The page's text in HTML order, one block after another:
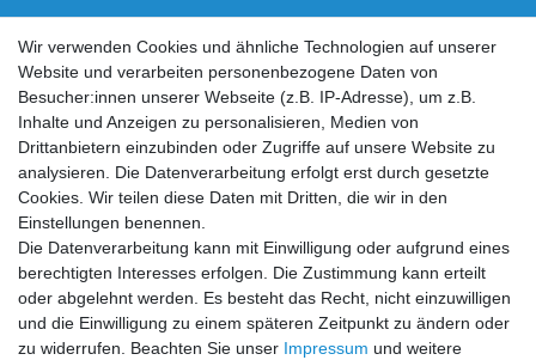
Vertrag widerrufen
Social Media
Facebook Instagram
Sicher einkaufen
Zahlung und Versand
Wir verwenden Cookies und ähnliche Technologien auf unserer
Website und verarbeiten personenbezogene Daten von
Besucher:innen unserer Webseite (z.B. IP-Adresse), um z.B.
Inhalte und Anzeigen zu personalisieren, Medien von
Drittanbietern einzubinden oder Zugriffe auf unsere Website zu
analysieren. Die Datenverarbeitung erfolgt erst durch gesetzte
Cookies. Wir teilen diese Daten mit Dritten, die wir in den
Einstellungen benennen.
Die Datenverarbeitung kann mit Einwilligung oder aufgrund eines
berechtigten Interesses erfolgen. Die Zustimmung kann erteilt
oder abgelehnt werden. Es besteht das Recht, nicht einzuwilligen
und die Einwilligung zu einem späteren Zeitpunkt zu ändern oder
zu widerrufen. Beachten Sie unser Impressum und weitere